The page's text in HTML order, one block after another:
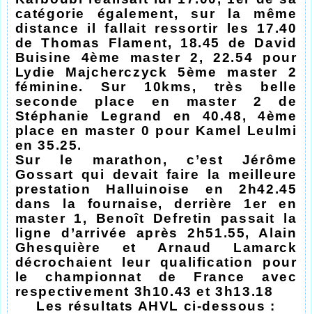
catégorie également, sur la même
distance il fallait ressortir les 17.40
de Thomas Flament, 18.45 de David
Buisine 4ème master 2, 22.54 pour
Lydie Majcherczyck 5ème master 2
féminine. Sur 10kms, très belle
seconde place en master 2 de
Stéphanie Legrand en 40.48, 4ème
place en master 0 pour Kamel Leulmi
en 35.25.
Sur le marathon, c’est Jérôme
Gossart qui devait faire la meilleure
prestation Halluinoise en 2h42.45
dans la fournaise, derrière 1er en
master 1, Benoît Defretin passait la
ligne d’arrivée après 2h51.55, Alain
Ghesquière et Arnaud Lamarck
décrochaient leur qualification pour
le championnat de France avec
respectivement 3h10.43 et 3h13.18
Les résultats AHVL ci-dessous :